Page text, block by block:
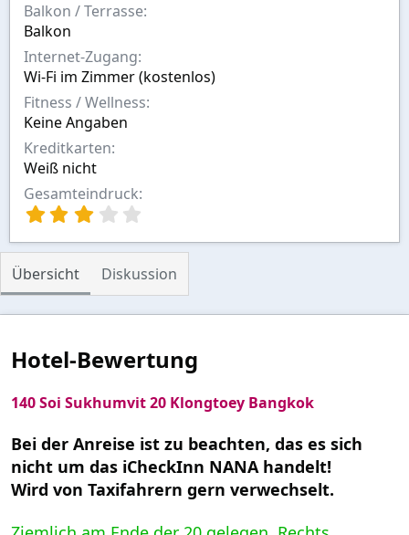
Balkon / Terrasse
Balkon
Internet-Zugang
Wi-Fi im Zimmer (kostenlos)
Fitness / Wellness
Keine Angaben
Kreditkarten
Weiß nicht
Gesamteindruck
0
0
S
t
e
n
(
)
Übersicht Diskussion
Hotel-Bewertung
140 Soi Sukhumvit 20 Klongtoey Bangkok
Bei der Anreise ist zu beachten, das es sich
nicht um das iCheckInn NANA handelt!
Wird von Taxifahrern gern verwechselt.